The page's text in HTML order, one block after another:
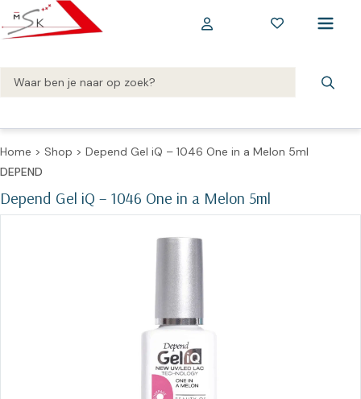
Home > Shop > Depend Gel iQ – 1046 One in a Melon 5ml
Depend Gel iQ – 1046 One in a Melon 5ml
DEPEND